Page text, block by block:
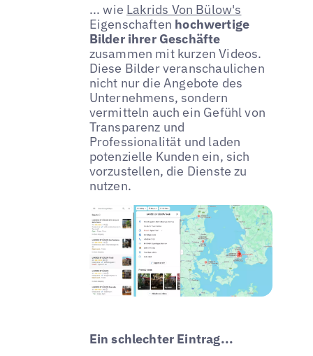
... wie Lakrids Von Bülow's
Eigenschaften hochwertige
Bilder ihrer Geschäfte
zusammen mit kurzen Videos.
Diese Bilder veranschaulichen
nicht nur die Angebote des
Unternehmens, sondern
vermitteln auch ein Gefühl von
Transparenz und
Professionalität und laden
potenzielle Kunden ein, sich
vorzustellen, die Dienste zu
nutzen.
Ein schlechter Eintrag...